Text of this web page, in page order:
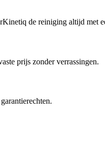
de reiniging altijd met
prijs zonder verrassingen.